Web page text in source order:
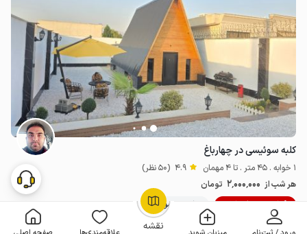
نقشه
OpenStreetMap
کلبه سوئیسی در چهارباغ
1 خوابه . 45 متر . تا 4 مهمان 4.9 (50 نظر)
هر شب از 2٬000٬000 تومان
10% تخفیف از 10 شب
100+ رزرو موفق